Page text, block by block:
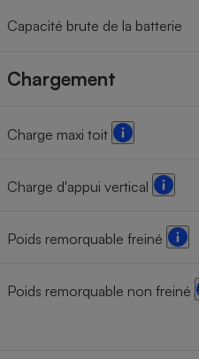
Capacité brute de la batterie
Chargement
Charge maxi toit
Charge d'appui vertical
Poids remorquable freiné
Poids remorquable non freiné